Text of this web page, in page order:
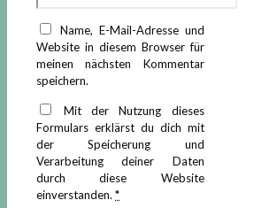
Name, E-Mail-Adresse und
Website in diesem Browser für
meinen nächsten Kommentar
speichern.
Mit der Nutzung dieses
Formulars erklärst du dich mit
der Speicherung und
Verarbeitung deiner Daten
durch diese Website
einverstanden. *